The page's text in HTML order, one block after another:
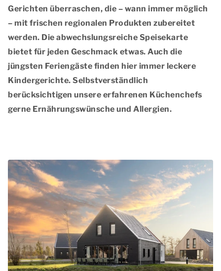
Gerichten überraschen, die – wann immer möglich
– mit frischen regionalen Produkten zubereitet
werden. Die abwechslungsreiche Speisekarte
bietet für jeden Geschmack etwas. Auch die
jüngsten Feriengäste finden hier immer leckere
Kindergerichte. Selbstverständlich
berücksichtigen unsere erfahrenen Küchenchefs
gerne Ernährungswünsche und Allergien.